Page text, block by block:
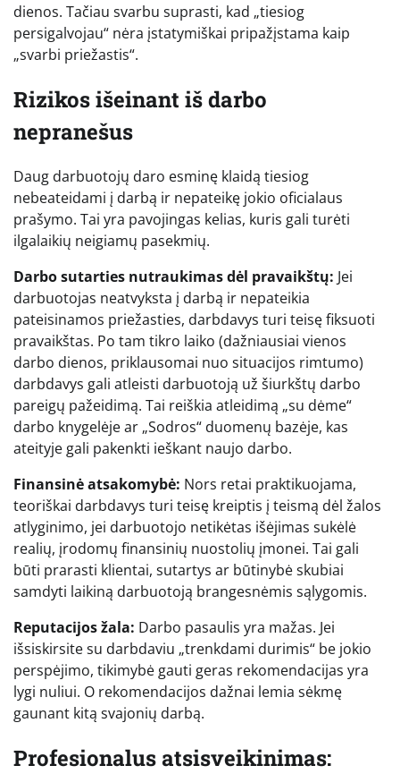
dienos. Tačiau svarbu suprasti, kad „tiesiog
persigalvojau“ nėra įstatymiškai pripažįstama kaip
„svarbi priežastis“.
Rizikos išeinant iš darbo
nepranešus
Daug darbuotojų daro esminę klaidą tiesiog
nebeateidami į darbą ir nepateikę jokio oficialaus
prašymo. Tai yra pavojingas kelias, kuris gali turėti
ilgalaikių neigiamų pasekmių.
Darbo sutarties nutraukimas dėl pravaikštų: Jei
darbuotojas neatvyksta į darbą ir nepateikia
pateisinamos priežasties, darbdavys turi teisę fiksuoti
pravaikštas. Po tam tikro laiko (dažniausiai vienos
darbo dienos, priklausomai nuo situacijos rimtumo)
darbdavys gali atleisti darbuotoją už šiurkštų darbo
pareigų pažeidimą. Tai reiškia atleidimą „su dėme“
darbo knygelėje ar „Sodros“ duomenų bazėje, kas
ateityje gali pakenkti ieškant naujo darbo.
Finansinė atsakomybė: Nors retai praktikuojama,
teoriškai darbdavys turi teisę kreiptis į teismą dėl žalos
atlyginimo, jei darbuotojo netikėtas išėjimas sukėlė
realių, įrodomų finansinių nuostolių įmonei. Tai gali
būti prarasti klientai, sutartys ar būtinybė skubiai
samdyti laikiną darbuotoją brangesnėmis sąlygomis.
Reputacijos žala: Darbo pasaulis yra mažas. Jei
išsiskirsite su darbdaviu „trenkdami durimis“ be jokio
perspėjimo, tikimybė gauti geras rekomendacijas yra
lygi nuliui. O rekomendacijos dažnai lemia sėkmę
gaunant kitą svajonių darbą.
Profesionalus atsisveikinimas: